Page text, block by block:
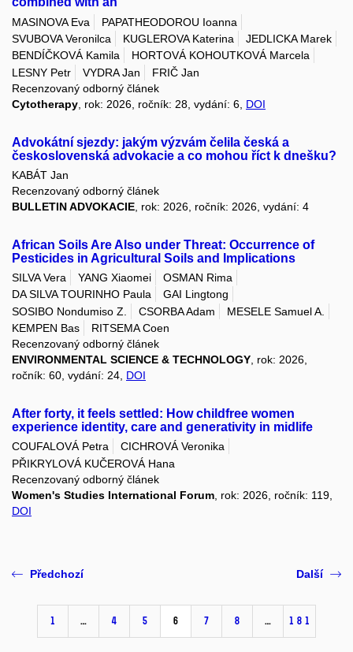
MASINOVA Eva
PAPATHEODOROU Ioanna
SVUBOVA Veronilca
KUGLEROVA Katerina
JEDLICKA Marek
BENDÍČKOVÁ Kamila
HORTOVÁ KOHOUTKOVÁ Marcela
LESNY Petr
VYDRA Jan
FRIČ Jan
Recenzovaný odborný článek
Cytotherapy , rok: 2026, ročník: 28, vydání: 6, DOI
Advokátní sjezdy: jakým výzvám čelila česká a
československá advokacie a co mohou říct k dnešku?
KABÁT Jan
Recenzovaný odborný článek
BULLETIN ADVOKACIE , rok: 2026, ročník: 2026, vydání: 4
African Soils Are Also under Threat: Occurrence of
Pesticides in Agricultural Soils and Implications
SILVA Vera YANG Xiaomei
OSMAN Rima
DA SILVA TOURINHO Paula
GAI Lingtong
SOSIBO Nondumiso Z.
CSORBA Adam
MESELE Samuel A.
KEMPEN Bas
RITSEMA Coen
Recenzovaný odborný článek
ENVIRONMENTAL SCIENCE & TECHNOLOGY , rok: 2026,
ročník: 60, vydání: 24, DOI
After forty, it feels settled: How childfree women
experience identity, care and generativity in midlife
COUFALOVÁ Petra
CICHROVÁ Veronika
PŘIKRYLOVÁ KUČEROVÁ Hana
Recenzovaný odborný článek
Women's Studies International Forum , rok: 2026, ročník: 119,
DOI
Předchozí
1 … 4 5 6 7 8 … 181
Další